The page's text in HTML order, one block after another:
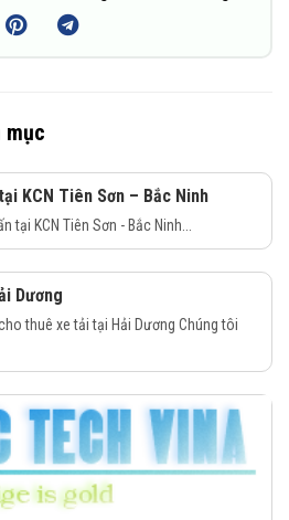
mục
KCN Tiên Sơn – Bắc Ninh
tại KCN Tiên Sơn - Bắc Ninh...
Dương
thuê xe tải tại Hải Dương Chúng tôi